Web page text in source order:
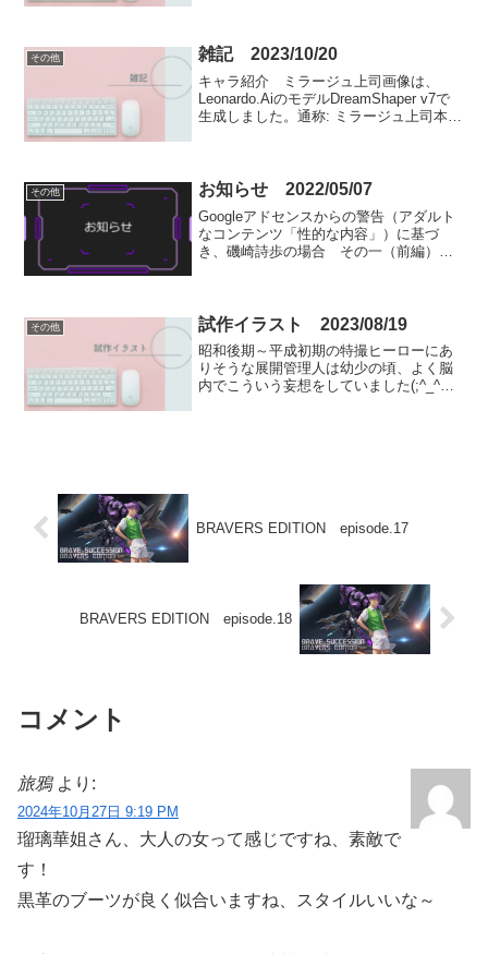
その他 雑記 2023/10/20
キャラ紹介 ミラージュ上司画像は、
Leonardo.AiのモデルDreamShaper v7で
生成しました。通称: ミラージュ上司本
その他 お知らせ 2022/05/07
Googleアドセンスからの警告（アダルト
なコンテンツ「性的な内容」）に基づ
き、磯崎詩歩の場合 その一（前編）磯
稿の予定も中止いたし...
その他 試作イラスト 2023/08/19
昭和後期～平成初期の特撮ヒーローにあ
りそうな展開管理人は幼少の頃、よく脳
内でこういう妄想をしていました(;^_^A
BRAVERS EDITION episode.17
BRAVERS EDITION episode.18
コメント
旅鴉 より:
2024年10月27日 9:19 PM
瑠璃華姐さん、大人の女って感じですね、素敵で
す！
黒革のブーツが良く似合いますね、スタイルいいな～